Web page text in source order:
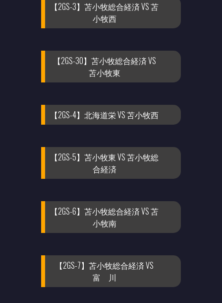
【2GS-3】苫小牧総合経済 VS 苫
小牧西
【2GS-30】苫小牧総合経済 VS
苫小牧東
【2GS-4】北海道栄 VS 苫小牧西
【2GS-5】苫小牧東 VS 苫小牧総
合経済
【2GS-6】苫小牧総合経済 VS 苫
小牧南
【2GS-7】苫小牧総合経済 VS
富 川